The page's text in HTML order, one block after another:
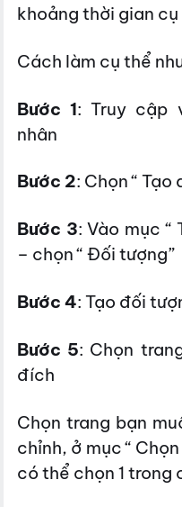
khoảng thời gian
Cách làm cụ thể
Bước 1: Truy cập
nhân
Bước 2: Chọn “
Bước 3: Vào mục “
– chọn “ Đối tượng”
Bước 4: Tạo đối
Bước 5: Chọn
đích
Chọn trang bạn
chỉnh, ở mục “
có thể chọn 1 trong